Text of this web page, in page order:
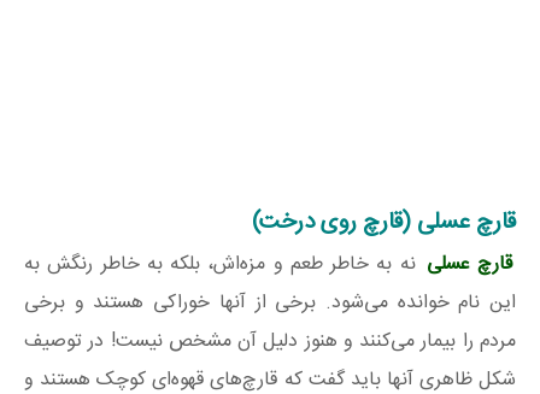
قارچ عسلی (قارچ روی درخت)
قارچ‌ عسلی نه به خاطر طعم و مزه‌اش، بلکه به خاطر رنگش به
این نام خوانده می‌شود. برخی از آنها خوراکی هستند و برخی
مردم را بیمار می‌کنند و هنوز دلیل آن مشخص نیست! در توصیف
شکل ظاهری آنها باید گفت که قارچ‌‌های قهوه‌ای کوچک هستند و